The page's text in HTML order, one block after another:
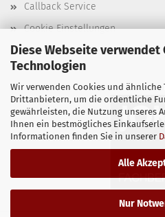
Diese Webseite verwendet
Technologien
Wir verwenden Cookies und ähnliche
Drittanbietern, um die ordentliche
gewährleisten, die Nutzung unseres
Ihnen ein bestmögliches
Informationen finden Sie in unserer
Alle
Nur
Callback Service
Cookie Einstellungen